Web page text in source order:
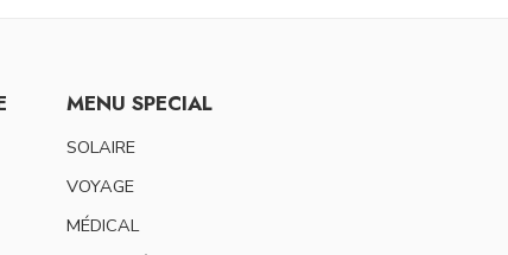
MENU SPECIAL
SOLAIRE
VOYAGE
MÉDICAL